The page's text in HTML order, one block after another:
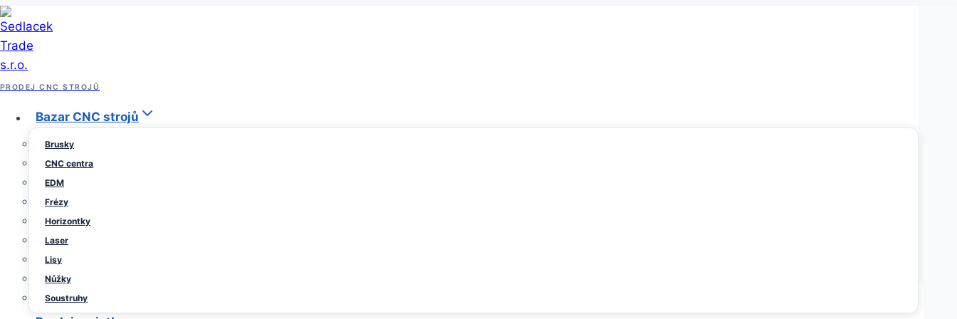
Přeskočit
na
obsah
PRODEJ CNC STROJŮ
Bazar CNC strojů
Brusky
CNC centra
EDM
Frézy
Horizontky
Laser
Lisy
Nůžky
Soustruhy
Archiv prodeje strojů
DMG MORI NEF 400 Neu – ISM: Revoluce ve Vaší Dílně!
OdSedlacek
Trade
července,
2025
24
července,
2025